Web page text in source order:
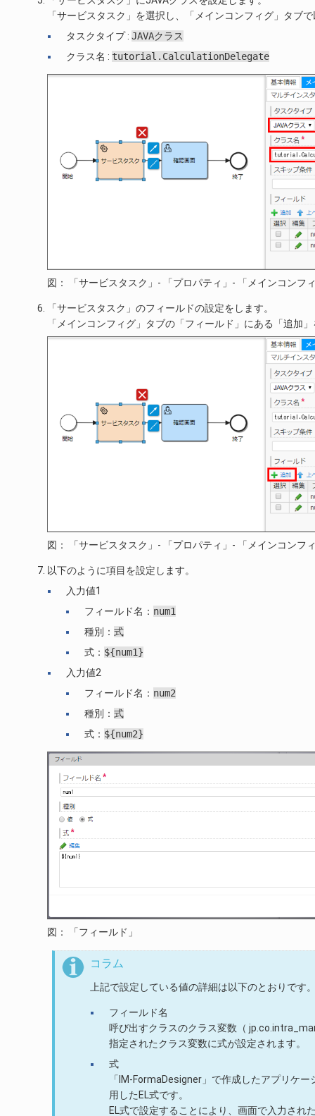
「サービスタスク」を選択し、「メインコンフィグ」タブ
タスクタイプ : JAVAクラス
クラス名 : tutorial.CalculationDelegate
図： 「サービスタスク」- 「プロパティ」- 「メインコンフ
「サービスタスク」のフィールドの設定をします。
「メインコンフィグ」タブの「フィールド」にある「追加
図： 「サービスタスク」- 「プロパティ」- 「メインコンフ
以下のように項目を設定します。
入力値1
フィールド名： num1
種別：式
式： ${num1}
入力値2
フィールド名： num2
種別：式
式： ${num2}
図： 「フィールド」
コラム
上記で設定している値の詳細は以下のとおりです
フィールド名
呼び出すクラスのクラス変数（
指定されたクラス変数に式が設定されます。
式
「IM-FormaDesigner」で作成したアプリケ
用したEL式です。
EL式で設定することにより、画面で入力され